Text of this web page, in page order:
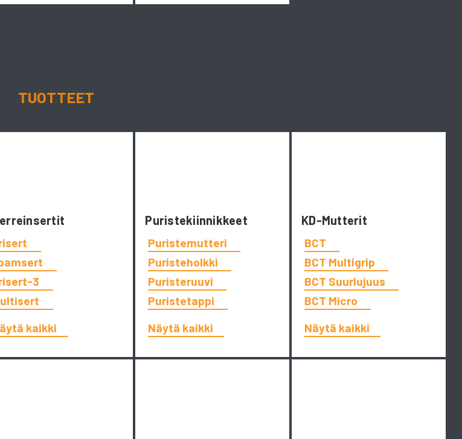
TUOTTEET
3
kaikki
Puristekiinnikkeet
Puristemutteri
Puristeholkki
Puristeruuvi
Puristetappi
Näytä kaikki
KD-Mutterit
BCT
BCT Multigrip
BCT Suurlujuus
BCT Micro
Näytä kaikki